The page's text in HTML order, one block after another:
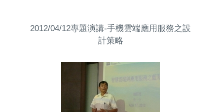
2012/04/12專題演講-手機雲端應用服務之設
計策略